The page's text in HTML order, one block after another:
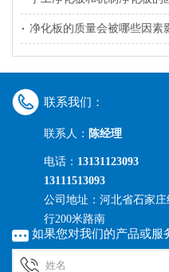
净化板的质量会被哪些因素
联系我们：
联系人： 陈经理
电话： 13131123093
13111513093
公司地址：河北省石家
行200米路南
如果您对我们的产品或服